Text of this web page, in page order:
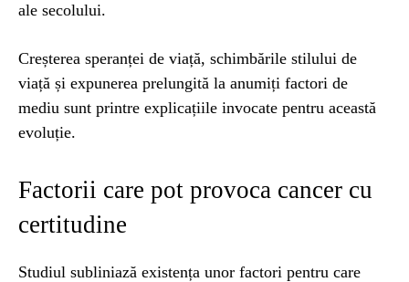
ale secolului.
Creșterea speranței de viață, schimbările stilului de
viață și expunerea prelungită la anumiți factori de
mediu sunt printre explicațiile invocate pentru această
evoluție.
Factorii care pot provoca cancer cu
certitudine
Studiul subliniază existența unor factori pentru care